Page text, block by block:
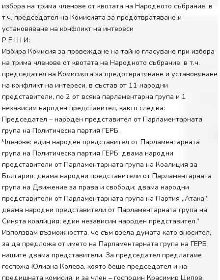
избора на трима членове от квотата на Народното събрание, в
т.ч. председател на Комисията за предотвратяване и
установяване на конфликт на интереси
Р Е Ш И:
Избира Комисия за провеждане на тайно гласуване при избора
на трима членове от квотата на Народното събрание, в т.ч.
председател на Комисията за предотвратяване и установяване
на конфликт на интереси, в състав от 11 народни
представители, по 2 от всяка парламентарна група и 1
независим народен представител, както следва:
Председател – народен представител от Парламентарната
група на Политическа партия ГЕРБ.
Членове: един народен представител от Парламентарната
група на Политическа партия ГЕРБ; двама народни
представители от Парламентарната група на Коалиция за
България; двама народни представители от Парламентарната
група на Движение за права и свободи; двама народни
представители от Парламентарната група на Партия „Атака”;
двама народни представители от Парламентарната група на
Синята коалиция; един независим народен представител.”
Използвам възможността, че съм взела думата като вносител,
за да предложа от името на Парламентарната група на ГЕРБ
нашите двама представители. За председател предлагаме
госпожа Юлиана Колева, която беше председател и на
предишната комисия, и за член – господин Красимир Ципов,